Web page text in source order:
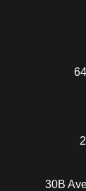
30B